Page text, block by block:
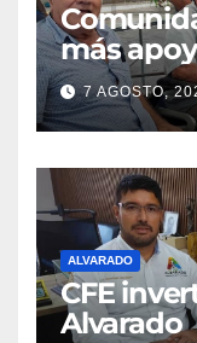
más
parcelas
7 AGOSTO,
ALVARADO
CFE
Alvarado